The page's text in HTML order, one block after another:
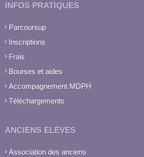
INFOS PRATIQUES
Parcoursup
Inscriptions
Frais
Bourses et aides
Accompagnement MDPH
Téléchargements
ANCIENS ÉLÈVES
Association des anciens